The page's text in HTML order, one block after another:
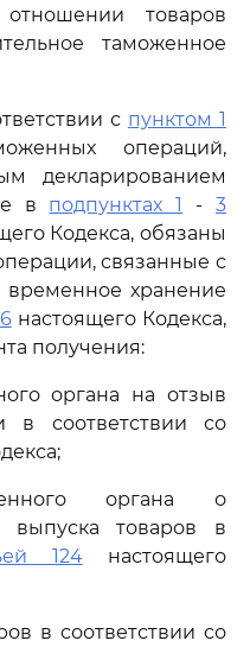
товаров
таможенное
с пунктом 1
операций,
декларированием
в подпунктах 1 -3
Кодекса, обязаны
связанные с
хранение
настоящего Кодекса,
получения:
органа на отзыв
в соответствии со
органа о
выпуска товаров в
124настоящего
в соответствии со